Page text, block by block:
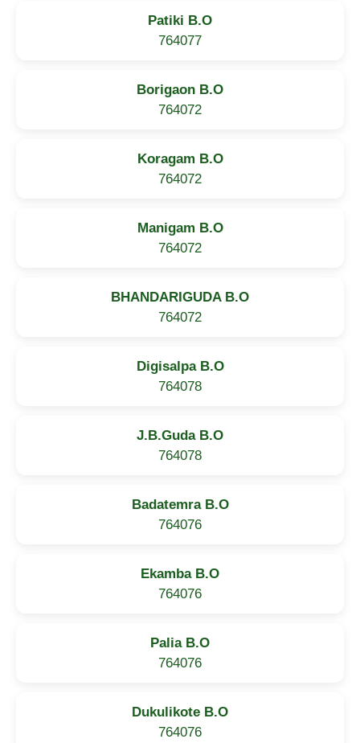
Patiki B.O
764077
Borigaon B.O
764072
Koragam B.O
764072
Manigam B.O
764072
BHANDARIGUDA B.O
764072
Digisalpa B.O
764078
J.B.Guda B.O
764078
Badatemra B.O
764076
Ekamba B.O
764076
Palia B.O
764076
Dukulikote B.O
764076